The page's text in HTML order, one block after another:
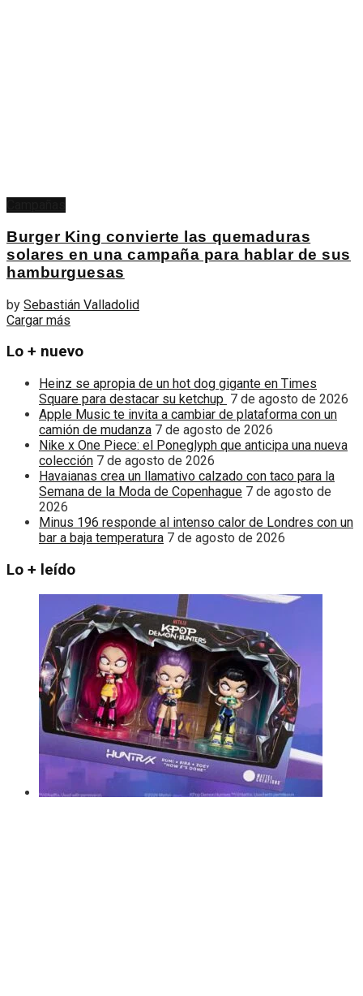
Burger King convierte las quemaduras
solares en una campaña para hablar de sus
hamburguesas
by Sebastián Valladolid
Cargar más
Lo + nuevo
Heinz se apropia de un hot dog gigante en Times
Square para destacar su ketchup 7 de agosto de 2026
Apple Music te invita a cambiar de plataforma con un
camión de mudanza 7 de agosto de 2026
Nike x One Piece: el Poneglyph que anticipa una nueva
colección 7 de agosto de 2026
Havaianas crea un llamativo calzado con taco para la
Semana de la Moda de Copenhague 7 de agosto de
2026
Minus 196 responde al intenso calor de Londres con un
bar a baja temperatura 7 de agosto de 2026
Lo + leído